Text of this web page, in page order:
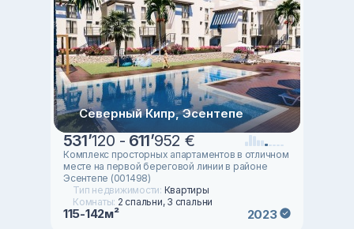
Северный Кипр, Эсентепе
531’120 - 611’952 €
Комплекс просторных апартаментов в отличном
месте на первой береговой линии в районе
Эсентепе (001498)
Тип недвижимости: Квартиры
Комнаты: 2 спальни, 3 спальни
115-142м² 2023